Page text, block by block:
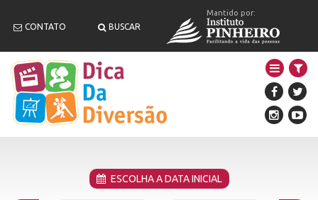
CONTATO BUSCAR
Mantido por:
ESCOLHA A DATA INICIAL